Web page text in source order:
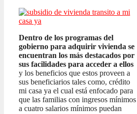
Dentro de los programas del
gobierno para adquirir vivienda se
encuentran los más destacados por
sus facilidades para acceder a ellos
y los beneficios que estos proveen a
sus beneficiarios tales como, crédito
mi casa ya el cual está enfocado para
que las familias con ingresos mínimos
a cuatro salarios mínimos puedan